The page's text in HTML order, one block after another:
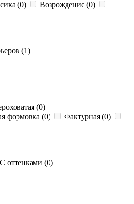
(0) Возрождение (0)
(1)
(0)
формовка (0) Фактурная (0)
С оттенками (0)